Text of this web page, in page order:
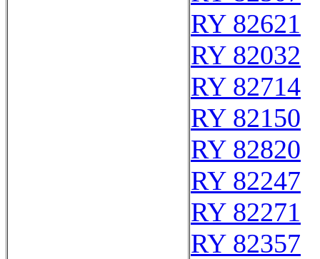
RY 82621
RY 82032
RY 82714
RY 82150
RY 82820
RY 82247
RY 82271
RY 82357